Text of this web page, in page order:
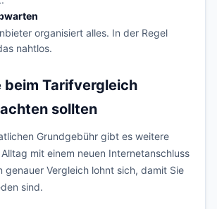
organisiert alles. In der Regel
nahtlos.
beim Tarifvergleich
sollten
Grundgebühr gibt es weitere
mit einem neuen Internetanschluss
genauer Vergleich lohnt sich, damit Sie
sind.